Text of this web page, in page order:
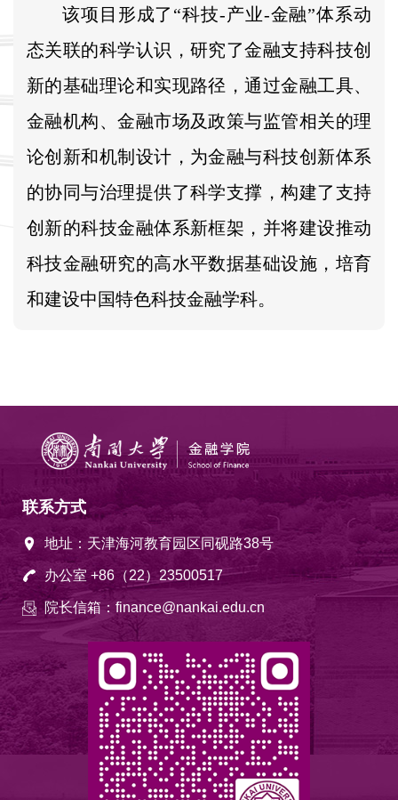
该项目形成了“科技-产业-金融”体系动
态关联的科学认识，研究了金融支持科技创
新的基础理论和实现路径，通过金融工具、
金融机构、金融市场及政策与监管相关的理
论创新和机制设计，为金融与科技创新体系
的协同与治理提供了科学支撑，构建了支持
创新的科技金融体系新框架，并将建设推动
科技金融研究的高水平数据基础设施，培育
和建设中国特色科技金融学科。
联系方式
地址：天津海河教育园区同砚路38号
办公室 +86（22）23500517
院长信箱：finance@nankai.edu.cn